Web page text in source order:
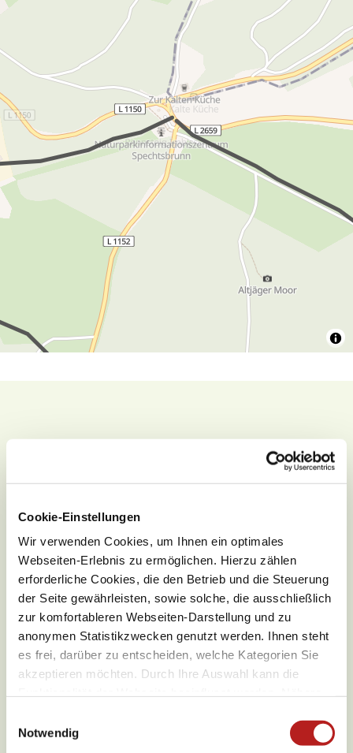
Cookie-Einstellungen
Wir verwenden Cookies, um Ihnen ein optimales
Webseiten-Erlebnis zu ermöglichen. Hierzu zählen
erforderliche Cookies, die den Betrieb und die Steuerung
der Seite gewährleisten, sowie solche, die ausschließlich
zur komfortableren Webseiten-Darstellung und zu
anonymen Statistikzwecken genutzt werden. Ihnen steht
es frei, darüber zu entscheiden, welche Kategorien Sie
akzeptieren möchten. Durch Ihre Auswahl kann die
Datenschutzbestimmungen.
Notwendig
Aktuell vor Ort
25,8 °C
Wochenübersicht
Freitag 13,5 °C bis 30,6 °C